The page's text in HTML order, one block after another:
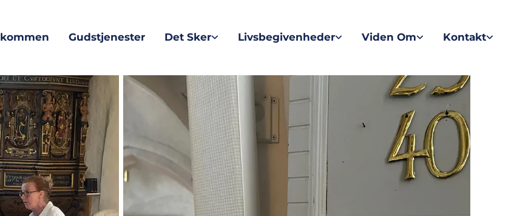
Gudstjenester Det Sker Livsbegivenheder Viden Om Kontakt